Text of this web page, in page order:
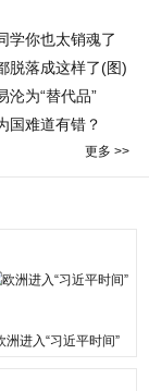
学你也太销魂了
脱落成这样了(图)
沦为“替代品”
国难道有错？
更多 >>
洲进入“习近平时间”